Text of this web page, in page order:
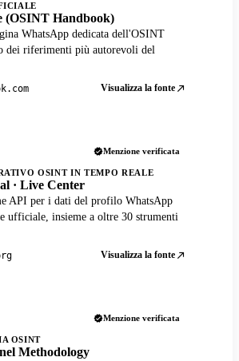
(OSINT Handbook)
WhatsApp dedicata dell'OSINT
dei riferimenti più autorevoli del
Visualizza la fonte
Menzione verificata
OSINT IN TEMPO REALE
· Live Center
API per i dati del profilo WhatsApp
ufficiale, insieme a oltre 30 strumenti
Visualizza la fonte
Menzione verificata
OSINT
Methodology